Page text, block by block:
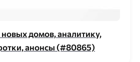
домов, аналитику,
анонсы (#80865)